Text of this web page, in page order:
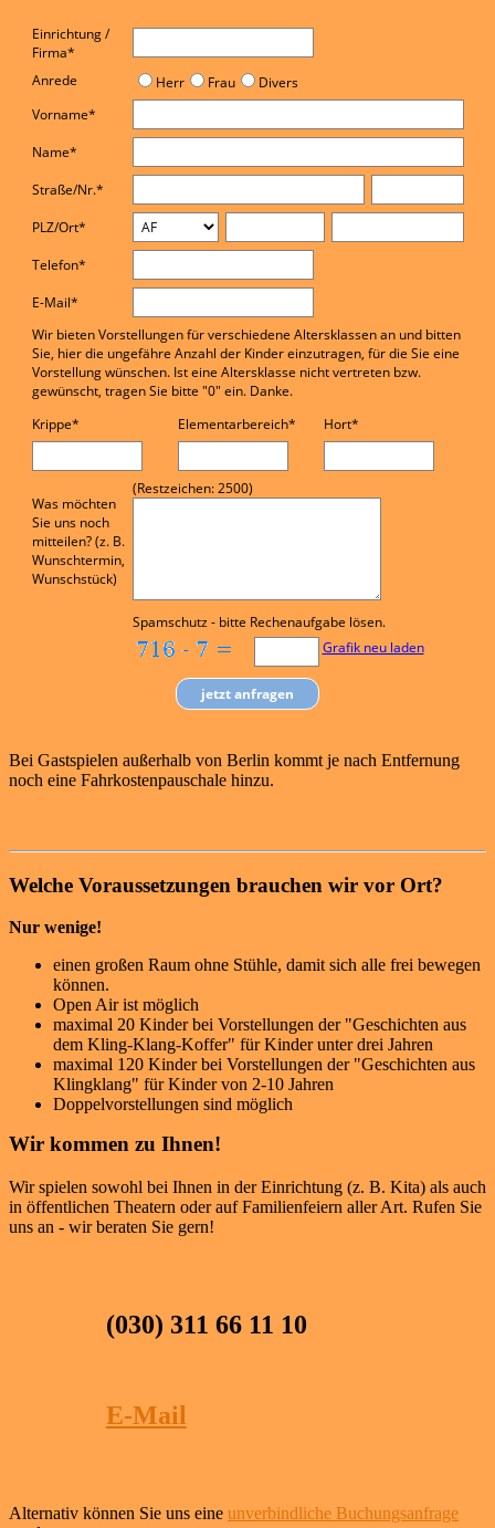
Einrichtung /
Firma*
Anrede
Herr Frau
Divers
Vorname*
Name*
Straße/Nr.*
PLZ/Ort*
Telefon*
E-Mail*
Wir bieten Vorstellungen für verschiedene Altersklassen an und bitten
Sie, hier die ungefähre Anzahl der Kinder einzutragen, für die Sie eine
Vorstellung wünschen. Ist eine Altersklasse nicht vertreten bzw.
gewünscht, tragen Sie bitte "0" ein. Danke.
Krippe*
Elementarbereich* Hort*
Was möchten
Sie uns noch
mitteilen? (z. B.
Wunschtermin,
Wunschstück)
(Restzeichen:2500)
Spamschutz - bitte Rechenaufgabe lösen.
Grafik neu laden
Bei Gastspielen außerhalb von Berlin kommt je nach Entfernung
noch eine Fahrkostenpauschale hinzu.
Welche Voraussetzungen brauchen wir vor Ort?
Nur wenige!
einen großen Raum ohne Stühle, damit sich alle frei bewegen
können.
Open Air ist möglich
maximal 20 Kinder bei Vorstellungen der "Geschichten aus
dem Kling-Klang-Koffer" für Kinder unter drei Jahren
maximal 120 Kinder bei Vorstellungen der "Geschichten aus
Klingklang" für Kinder von 2-10 Jahren
Doppelvorstellungen sind möglich
Wir kommen zu Ihnen!
Wir spielen sowohl bei Ihnen in der Einrichtung (z. B. Kita) als auch
in öffentlichen Theatern oder auf Familienfeiern aller Art. Rufen Sie
uns an - wir beraten Sie gern!
(030) 311 66 11 10
E-Mail
Alternativ können Sie uns eine unverbindliche Buchungsanfrage